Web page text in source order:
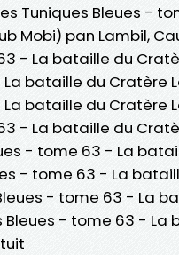
Tuniques Bleues -
Mobi) pan Lambil,
- La bataille du
bataille du Cratère
bataille du Cratère
- La bataille du
- tome 63 - La
- tome 63 - La
- tome 63 - La
Bleues - tome 63 -